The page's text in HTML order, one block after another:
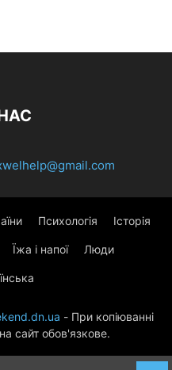
Психологія Історія
Їжа і напої Люди
- При копіюванні
сайт обов'язкове.